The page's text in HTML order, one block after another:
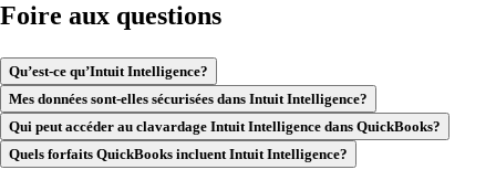
Foire aux questions
Qu’est-ce qu’Intuit Intelligence?
Mes données sont-elles sécurisées dans Intuit Intelligence?
Qui peut accéder au clavardage Intuit Intelligence dans QuickBooks?
Quels forfaits QuickBooks incluent Intuit Intelligence?